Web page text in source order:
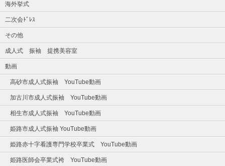
海外挙式
二次会ﾄﾞﾚｽ
その他
成人式 振袖 提携美容室
動画
高砂市成人式振袖 YouTube動画
加古川市成人式振袖 YouTube動画
相生市成人式振袖 YouTube動画
姫路市成人式振袖 YouTube動画
姫路赤十字看護専門学校卒業式 YouTube動画
姫路医師会卒業式袴 YouTube動画